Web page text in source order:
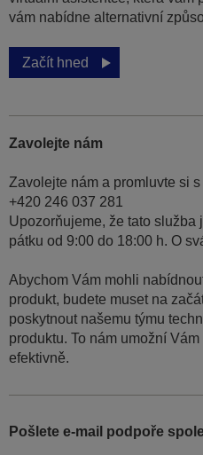
vám nabídne alternativní
Začít hned
Zavolejte nám
Zavolejte nám a promluvte si
+420 246 037 281
Upozorňujeme, že tato
pátku od 9:00 do 18:00 h. O
Abychom Vám mohli
produkt, budete muset na
poskytnout našemu týmu
produktu. To nám umožní
efektivně.
Pošlete e-mail podpoře